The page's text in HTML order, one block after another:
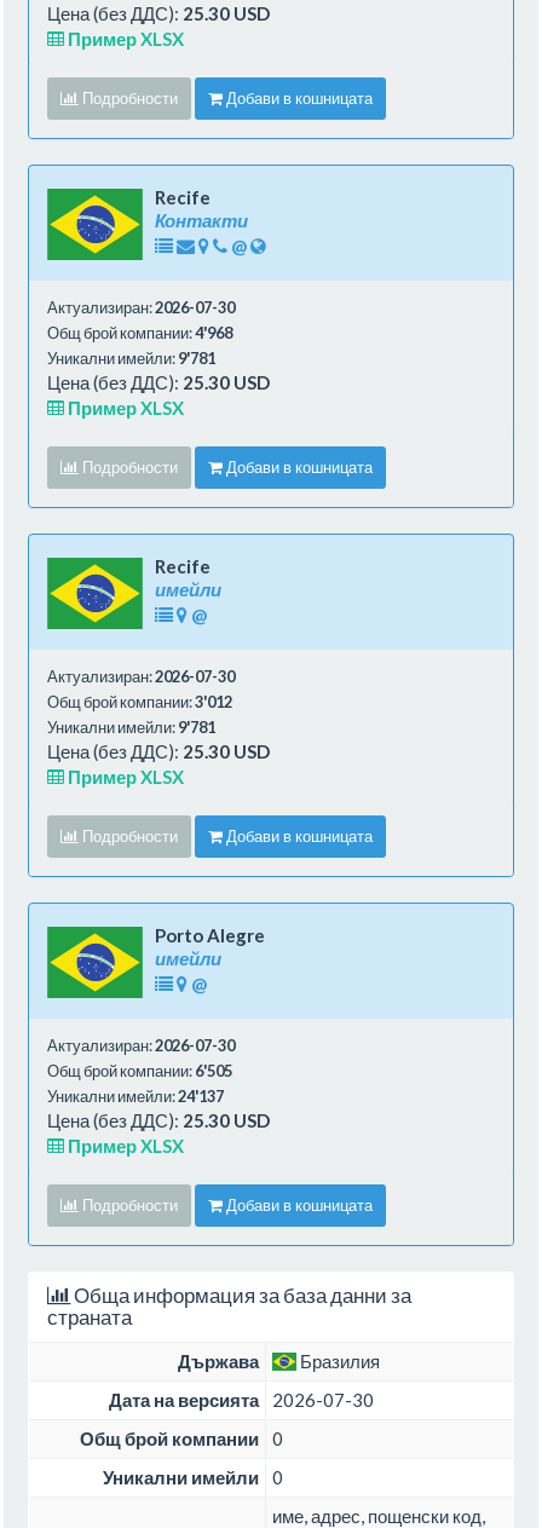
Цена (без ДДС): 25.30 USD
Пример XLSX
Подробности Добави в кошницата
Recife
Контакти
@
Актуализиран:2026-07-30
Общ брой компании:4'968
Уникални имейли:9'781
Цена (без ДДС): 25.30 USD
Пример XLSX
Подробности Добави в кошницата
Recife
имейли
@
Актуализиран:2026-07-30
Общ брой компании:3'012
Уникални имейли:9'781
Цена (без ДДС): 25.30 USD
Пример XLSX
Подробности Добави в кошницата
Porto Alegre
имейли
@
Актуализиран:2026-07-30
Общ брой компании:6'505
Уникални имейли:24'137
Цена (без ДДС): 25.30 USD
Пример XLSX
Подробности Добави в кошницата
Обща информация за база данни за
страната
Държава
Бразилия
Дата на версията
2026-07-30
Общ брой компании
0
Уникални имейли
0
име, адрес, пощенски код,